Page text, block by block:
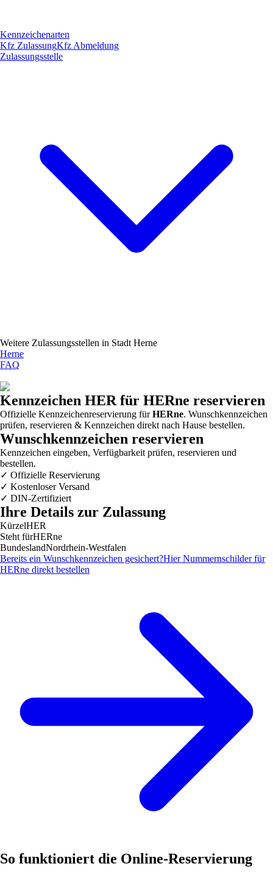
Kennzeichenarten
Kfz ZulassungKfz Abmeldung
Zulassungsstelle
Weitere Zulassungsstellen in Stadt Herne
Herne
FAQ
Kennzeichen HERfür HERne reservieren
Offizielle Kennzeichenreservierung fürHERne. Wunschkennzeichen
prüfen, reservieren & Kennzeichen direkt nach Hause bestellen.
Wunschkennzeichen reservieren
Kennzeichen eingeben, Verfügbarkeit prüfen, reservieren und
bestellen.
✓ Offizielle Reservierung
✓ Kostenloser Versand
✓ DIN-Zertifiziert
Ihre Details zur Zulassung
KürzelHER
Steht fürHERne
BundeslandNordrhein-Westfalen
Bereits ein Wunschkennzeichen gesichert?Hier Nummernschilder für
HERne direkt bestellen
So funktioniert die Online-Reservierung